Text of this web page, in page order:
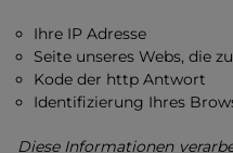
Ihre IP Adresse
Seite unseres Webs, die
Kode der http Antwort
Identifizierung Ihres
Diese Informationen